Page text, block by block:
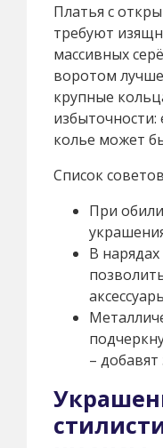
Платья с
требуют
массивных
воротом
крупные
избыточности:
колье может
Список
При
В
– добавят